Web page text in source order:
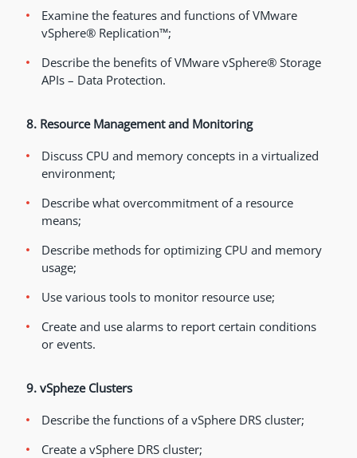
Examine the features and functions of VMware
vSphere® Replication™;
Describe the benefits of VMware vSphere® Storage
APIs – Data Protection.
8. Resource Management and Monitoring
Discuss CPU and memory concepts in a virtualized
environment;
Describe what overcommitment of a resource
means;
Describe methods for optimizing CPU and memory
usage;
Use various tools to monitor resource use;
Create and use alarms to report certain conditions
or events.
9. vSpheze Clusters
Describe the functions of a vSphere DRS cluster;
Create a vSphere DRS cluster;